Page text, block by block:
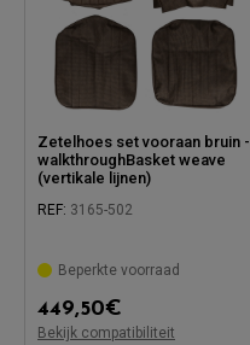
Zetelhoes set vooraan bruin -
walkthroughBasket weave
(vertikale lijnen)
REF: 3165-502
Beperkte voorraad
449,50€
Bekijk compatibiliteit